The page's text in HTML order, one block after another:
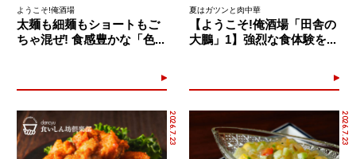
ようこそ!俺酒場
太麺も細麺もショートもご
ちゃ混ぜ! 食感豊かな「色...
夏はガツンと肉中華
【ようこそ!俺酒場「田舎の
大鵬」1】強烈な食体験を...
2026.7.23 2026.7.23